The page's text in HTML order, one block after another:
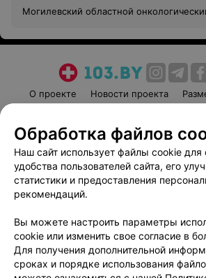
Могилевский областной
О проекте Новости проекта
Пользовательское соглашение
Вакансии
Партнеры
Написать руководителю
Обработка персональных
Обработка файлов
Наш сайт использует файлы cookie для
удобства пользователей сайта, его
статистики и предоставления
рекомендаций.
Вы можете настроить параметры
cookie или изменить свое согласие в
Для получения дополнительной
сроках и порядке использования